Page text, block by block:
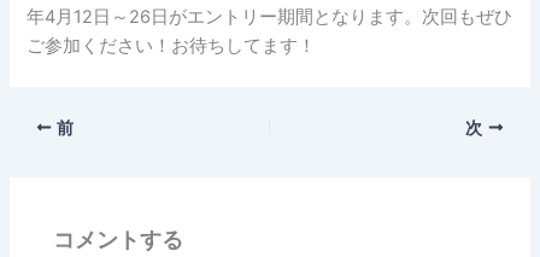
年4月12日～26日がエントリー期間となります。次回もぜひ
ご参加ください！お待ちしてます！
前 次
コメントする